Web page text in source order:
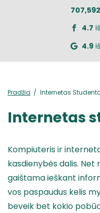
707,592
4.7 iš
4.9 iš
Pradžia Internetas
Internetas
Kompiuteris ir
kasdienybės dalis.
gaištama ieškant
vos paspaudus kelis
beveik bet kokio